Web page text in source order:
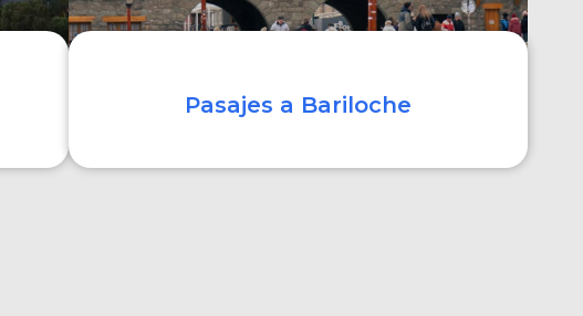
Pasajes a Bariloche